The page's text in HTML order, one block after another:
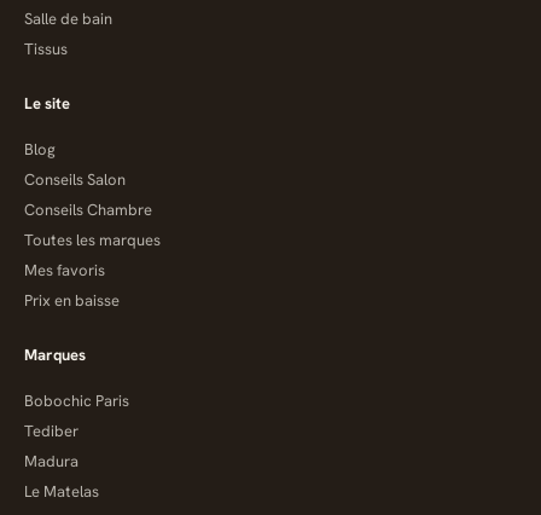
Salle de bain
Tissus
Le site
Blog
Conseils Salon
Conseils Chambre
Toutes les marques
Mes favoris
Prix en baisse
Marques
Bobochic Paris
Tediber
Madura
Le Matelas